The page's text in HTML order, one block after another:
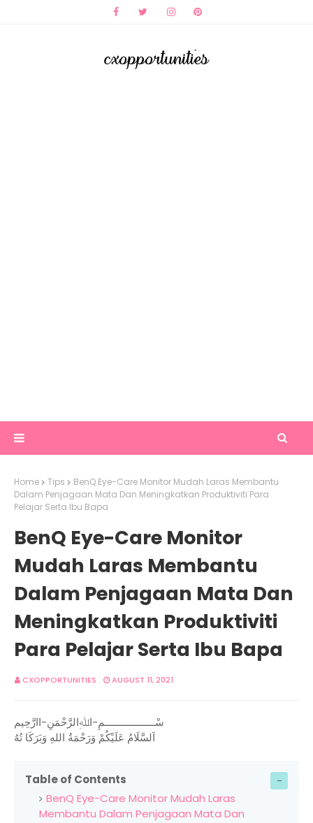
Home Tips
BenQ Eye-Care Monitor Mudah Laras Membantu
Dalam Penjagaan Mata Dan Meningkatkan Produktiviti Para
Pelajar Serta Ibu Bapa
BenQ Eye-Care Monitor
Mudah Laras Membantu
Dalam Penjagaan Mata Dan
Meningkatkan Produktiviti
Para Pelajar Serta Ibu Bapa
CXOPPORTUNITIES AUGUST 11, 2021
سْــــــــــــــــــمِ-اﷲِالرَّحْمَنِ-اارَّحِيم
اَلسَّلَامُ عَلَيْكُمْ وَرَحْمَةُ اللهِ وَبَرَكَا تُهُ
Table of Contents
BenQ Eye-Care Monitor Mudah Laras
Membantu Dalam Penjagaan Mata Dan